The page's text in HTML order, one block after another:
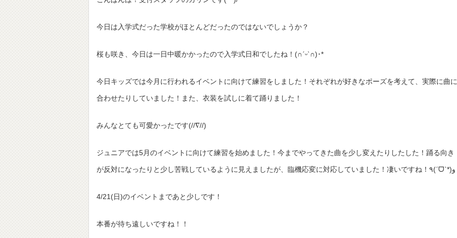
今日は入学式だった学校がほとんどだったのではないでしょうか？
桜も咲き、今日は一日中暖かかったので入学式日和でしたね！(∩ˊᵕˋ∩)･*
今日キッズでは今月に行われるイベントに向けて練習をしました！それぞれが好きなポーズを考えて、実際に曲に
合わせたりしていました！また、衣装を試しに着て踊りました！
みんなとても可愛かったです(//∇//)
ジュニアでは5月のイベントに向けて練習を始めました！今までやってきた曲を少し変えたりしたした！踊る向き
が反対になったりと少し苦戦しているように見えましたが、臨機応変に対応していました！凄いですね！٩(ˊᗜˋ*)و
4/21(日)のイベントまであと少しです！
本番が待ち遠しいですね！！